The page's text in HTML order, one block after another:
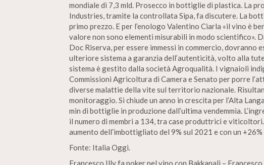
mondiale di 7,3 mld. Prosecco in bottiglie di plastica. La
Industries, tramite la controllata Sipa, fa discutere. La
primo prezzo. E per l’enologo Valentino Ciarla «il vino è
valore non sono elementi misurabili in modo scientifico».
Doc Riserva, per essere immessi in commercio, dovranno
ulteriore sistema a garanzia dell’autenticità, volto alla
sistema è gestito dalla società Agroqualità. I vignaioli
Commissioni Agricoltura di Camera e Senato per porre
diverse malattie della vite sul territorio nazionale.
monitoraggio. Si chiude un anno in crescita per l’Alta
min di bottiglie in produzione dall’ultima vendemmia.
il numero di membri a 134, tra case produttrici e
aumento dell’imbottigliato del 9% sul 2021 e con un
Fonte: Italia Oggi.
Francesco Illy fa poker nel vino con Bakkanali –